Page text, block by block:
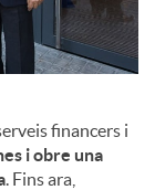
financers i
i obre una
. Fins ara,